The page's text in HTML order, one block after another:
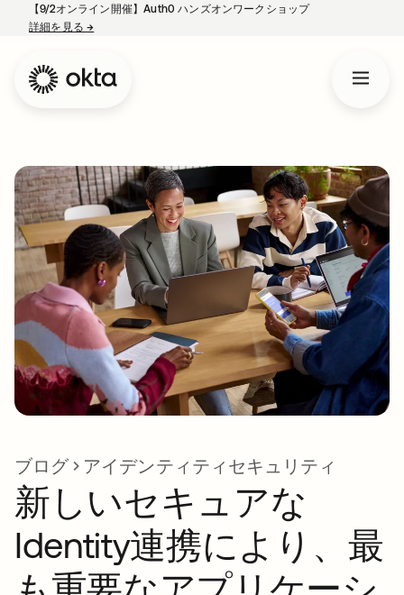
【9/2オンライン開催】Auth0 ハンズオンワークショップ
詳細を見る→
ブログ アイデンティティセキュリティ
新しいセキュアな
Identity連携により、最